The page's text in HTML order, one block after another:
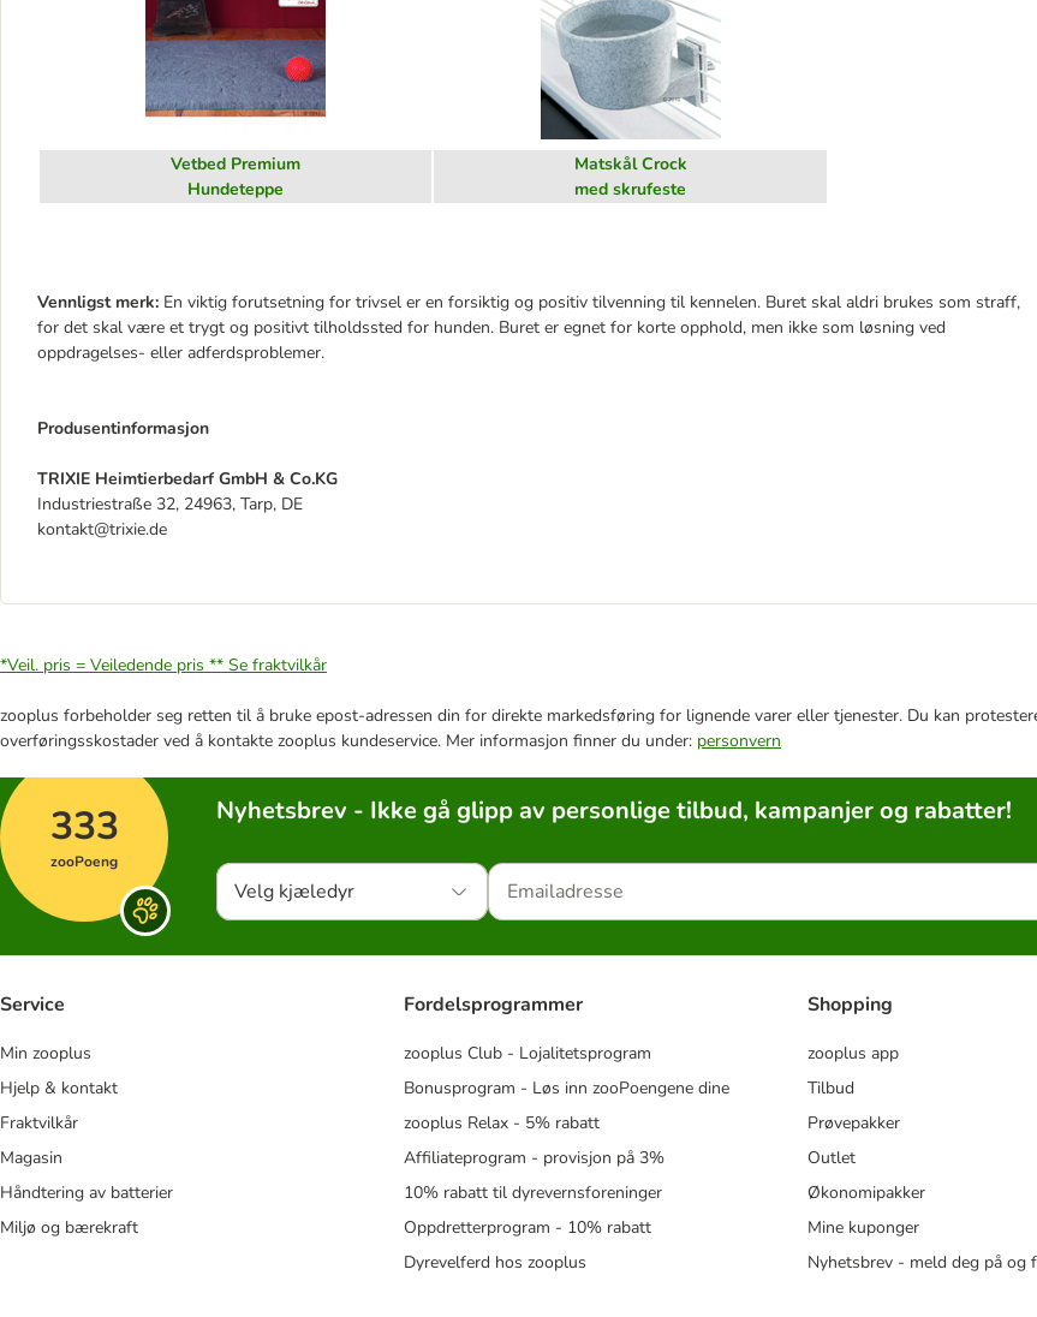
Vetbed Premium
Hundeteppe
Matskål Crock
med skrufeste
Vennligst merk: En viktig forutsetning for trivsel er en forsiktig og positiv tilvenning til kennelen. Buret skal aldri brukes som straff,
for det skal være et trygt og positivt tilholdssted for hunden. Buret er egnet for korte opphold, men ikke som løsning ved
oppdragelses- eller adferdsproblemer.
Produsentinformasjon
TRIXIE Heimtierbedarf GmbH & Co.KG
Industriestraße 32, 24963, Tarp, DE
kontakt@trixie.de
*Veil. pris = Veiledende pris ** Se fraktvilkår
zooplus forbeholder seg retten til å bruke epost-adressen din for direkte markedsføring for lignende varer eller tjenester. Du kan
overføringsskostader ved å kontakte zooplus kundeservice. Mer informasjon finner du under: personvern
333
zooPoeng
Nyhetsbrev - Ikke gå glipp av personlige tilbud, kampanjer og rabatter!
Velg kjæledyr
Service
Min zooplus
Hjelp & kontakt
Fraktvilkår
Magasin
Håndtering av batterier
Miljø og bærekraft
Fordelsprogrammer
zooplus Club - Lojalitetsprogram
Bonusprogram - Løs inn zooPoengene dine
zooplus Relax - 5% rabatt
Affiliateprogram - provisjon på 3%
10% rabatt til dyrevernsforeninger
Oppdretterprogram - 10% rabatt
Dyrevelferd hos zooplus
Shopping
zooplus app
Tilbud
Prøvepakker
Outlet
Økonomipakker
Mine kuponger
Nyhetsbrev - meld deg på og